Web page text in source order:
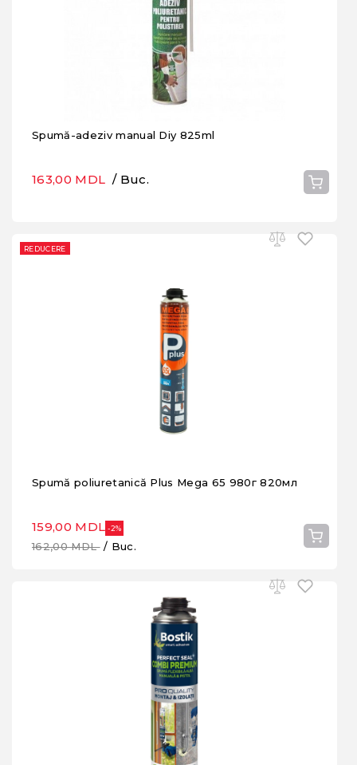
Spumă-adeziv manual Diy 825ml
163,00 MDL / Buc.
REDUCERE
Spumă poliuretanică Plus Mega 65 980г 820мл
159,00 MDL -2%
162,00 MDL/ Buc.